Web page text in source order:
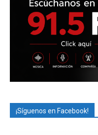
¡Síguenos en Facebook!